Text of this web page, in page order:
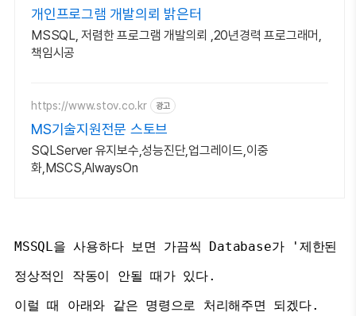
개인프로그램 개발의뢰 밝은터
MSSQL, 저렴한 프로그램 개발의뢰 ,20년경력 프로그래머,
책임시공
https://www.stov.co.kr 광고
MS기술지원전문 스토브
SQLServer 유지보수,성능진단,업그레이드,이중
화,MSCS,AlwaysOn
MSSQL을 사용하다 보면 가끔씩 Database가 '제한된
정상적인 작동이 안될 때가 있다.
이럴 때 아래와 같은 명령으로 처리해주면 되겠다.